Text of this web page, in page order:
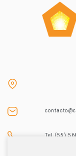
Tel (55)